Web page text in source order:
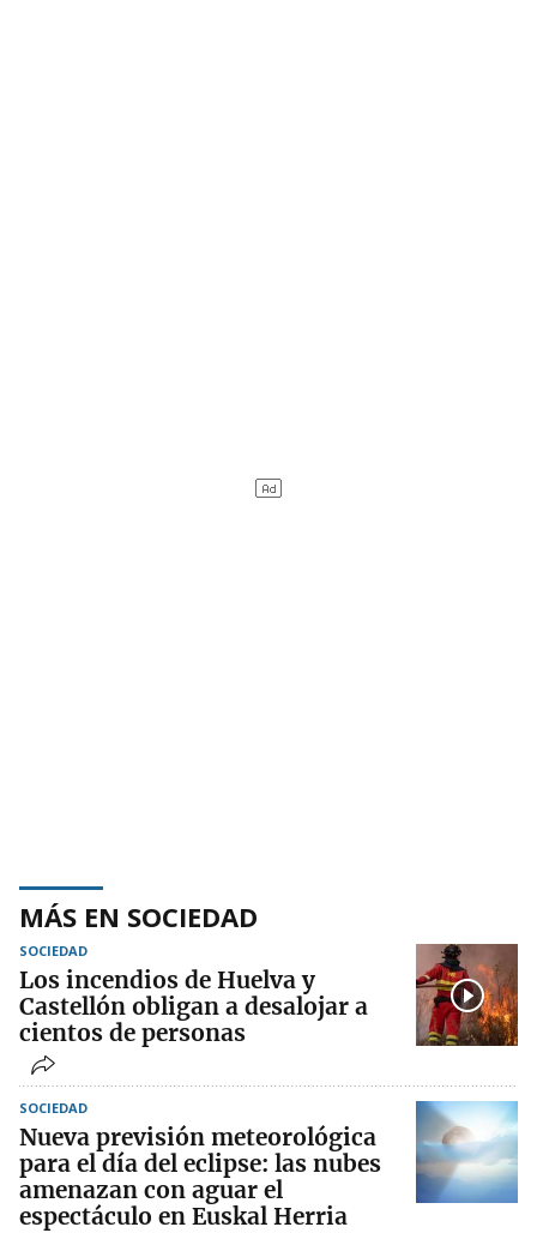
MÁS EN SOCIEDAD
SOCIEDAD
Los incendios de Huelva y
Castellón obligan a desalojar a
cientos de personas
SOCIEDAD
Nueva previsión meteorológica
para el día del eclipse: las nubes
amenazan con aguar el
espectáculo en Euskal Herria